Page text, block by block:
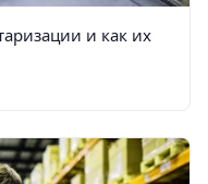
и как их